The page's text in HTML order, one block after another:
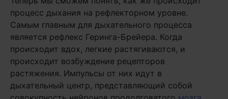
процесс дыхания на рефлекторном уровне.
Самым главным для дыхательного процесса
является рефлекс Геринга-Брейера. Когда
происходит вдох, легкие растягиваются, и
происходит возбуждение рецепторов
растяжения. Импульсы от них идут в
дыхательный центр, представляющий собой